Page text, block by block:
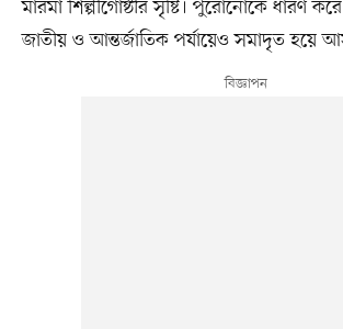
মারমা শিল্পীগোষ্ঠীর সৃষ্টি। পুরোনোকে ধারণ
জাতীয় ও আন্তর্জাতিক পর্যায়েও সমাদৃত হয়ে